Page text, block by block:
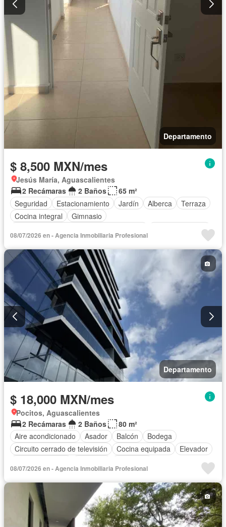
Departamento
$ 8,500 MXN/mes
Jesús María, Aguascalientes
2 Recámaras
2 Baños
65 m²
Seguridad
Estacionamiento Jardín Alberca
Terraza
Cocina integral
Gimnasio
Cocina equipada
Zona infantil
Sala polivalente Internet
Azotea
Agua Gas natural
Zonas verdes
Recámara con closet
Caseta de vigilancia
Permite mascotas
Permite niños
Solo familias
Sin amueblar
08/07/2026 en - Agencia Inmobiliaria Profesional
Departamento
$ 18,000 MXN/mes
Pocitos, Aguascalientes
2 Recámaras
2 Baños
80 m²
Aire acondicionado
Asador Balcón
Bodega
Circuito cerrado de televisión
Cocina equipada
Elevador
Recámara con closet
Sala polivalente
Seguridad
Vista panorámica
Permite mascotas
08/07/2026 en - Agencia Inmobiliaria Profesional